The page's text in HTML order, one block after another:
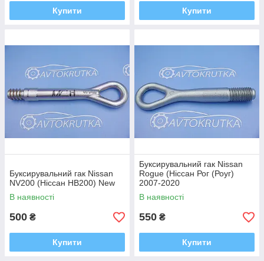
Купити Купити
Буксирувальний гак Nissan
NV200 (Ніссан НВ200) New
В наявності
500 ₴
Купити
Буксирувальний гак Nissan
Rogue (Ніссан Рог (Роуг)
2007-2020
В наявності
550 ₴
Купити